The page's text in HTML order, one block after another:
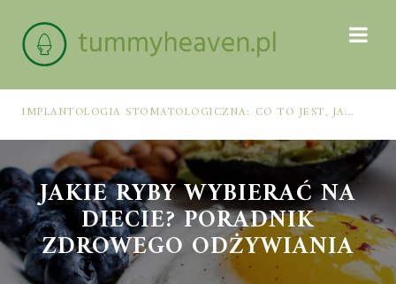
IMPLANTOLOGIA STOMATOLOGICZNA: CO TO JEST, JAK WYGLĄDA PROCES IMPLANTACJI I GOJENIA ORAZ DLA KOGO MA ZASTOSOWANIE
JAKIE RYBY WYBIERAĆ NA
DIECIE? PORADNIK
ZDROWEGO ODŻYWIANIA